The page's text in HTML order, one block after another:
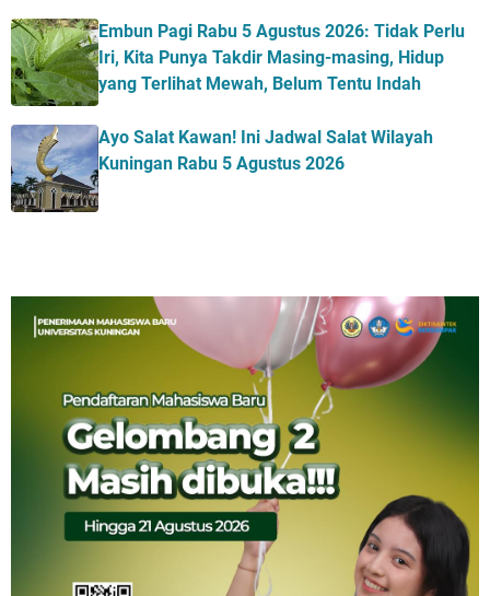
Embun Pagi Rabu 5 Agustus 2026: Tidak Perlu
Iri, Kita Punya Takdir Masing-masing, Hidup
yang Terlihat Mewah, Belum Tentu Indah
Ayo Salat Kawan! Ini Jadwal Salat Wilayah
Kuningan Rabu 5 Agustus 2026